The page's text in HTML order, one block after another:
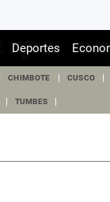
Deportes
CHIMBOTE CUSCO
TUMBES